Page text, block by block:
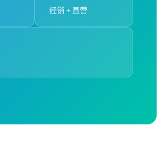
经销 + 直营